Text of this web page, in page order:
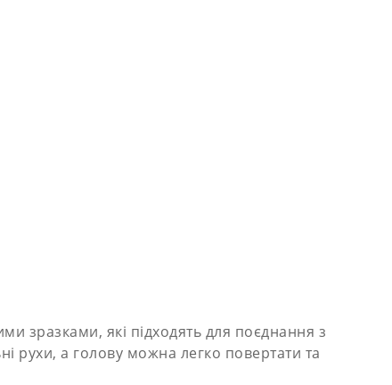
зразками, які підходять для поєднання з
рухи, а голову можна легко повертати та